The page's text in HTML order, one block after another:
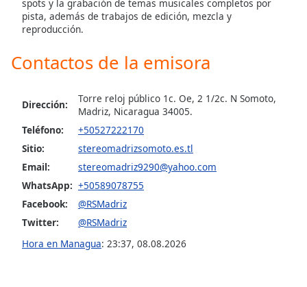
window.
Escape
cancel
Color
Opacity
spots y la grabación de temas musicales completos por
pista, además de trabajos de edición, mezcla y
reproducción.
Contactos de la emisora
Dirección:
Torre reloj público 1c. Oe, 2 1/2c. N Somoto,
Madriz, Nicaragua 34005.
Teléfono:
+50527222170
Sitio:
stereomadrizsomoto.es.tl
Email:
stereomadriz9290@yahoo.com
WhatsApp: +50589078755
Facebook:
@RSMadriz
Twitter:
@RSMadriz
Hora en Managua: 23:37, 08.08.2026